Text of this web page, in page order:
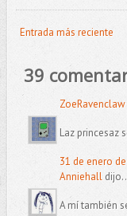
Entrada más reciente
39
ZoeRavenclaw
Laz princesaz
31 de enero
Anniehall
A mí también